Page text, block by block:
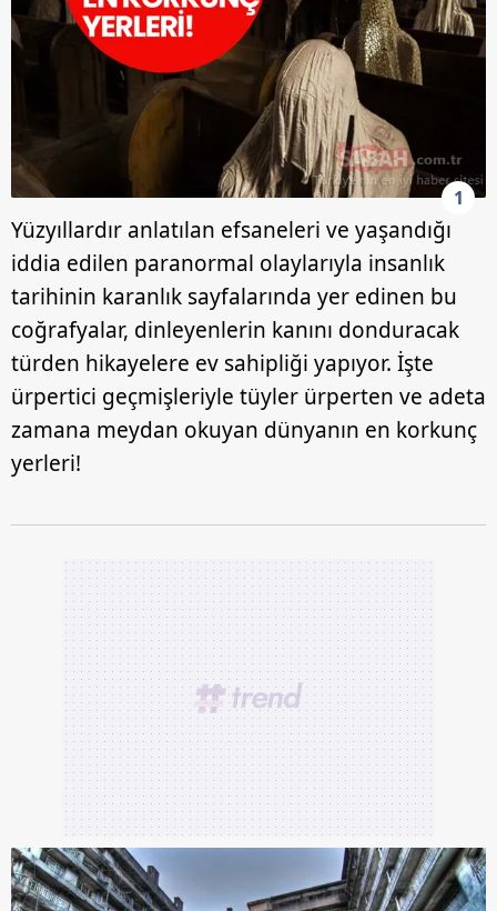
1
Yüzyıllardır anlatılan efsaneleri ve yaşandığı
iddia edilen paranormal olaylarıyla insanlık
tarihinin karanlık sayfalarında yer edinen bu
coğrafyalar, dinleyenlerin kanını donduracak
türden hikayelere ev sahipliği yapıyor. İşte
ürpertici geçmişleriyle tüyler ürperten ve adeta
zamana meydan okuyan dünyanın en korkunç
yerleri!